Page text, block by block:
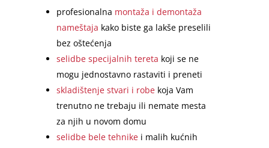
profesionalna montaža i demontaža
nameštaja kako biste ga lakše preselili
bez oštećenja
selidbe specijalnih tereta koji se ne
mogu jednostavno rastaviti i preneti
skladištenje stvari i robe koja Vam
trenutno ne trebaju ili nemate mesta
za njih u novom domu
selidbe bele tehnike i malih kućnih